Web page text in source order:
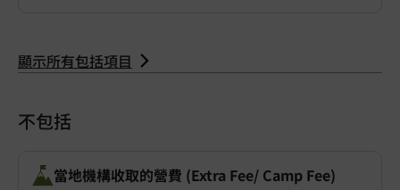
顯示所有包括項目
不包括
當地機構收取的營費 (Extra Fee/ Camp Fee)